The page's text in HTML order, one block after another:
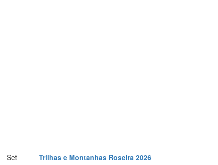
Set Trilhas e Montanhas Roseira 2026